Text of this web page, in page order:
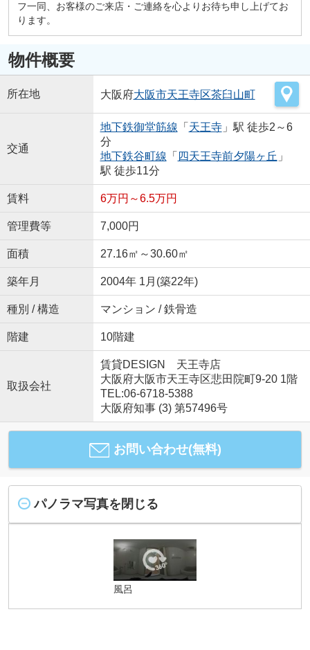
フ一同、お客様のご来店・ご連絡を心よりお待ち申し上げてお
ります。
物件概要
所在地 大阪府大阪市天王寺区茶臼山町
交通
地下鉄御堂筋線 「 天王寺」駅 徒歩2～6
分
地下鉄谷町線 「 四天王寺前夕陽ヶ丘 」
駅 徒歩11分
賃料 6万円～6.5万円
管理費等 7,000円
面積 27.16㎡～30.60㎡
築年月 2004年 1月(築22年)
種別 / 構造 マンション / 鉄骨造
階建 10階建
取扱会社
賃貸DESIGN 天王寺店
大阪府大阪市天王寺区悲田院町9-20 1階
TEL:06-6718-5388
大阪府知事 (3) 第57496号
お問い合わせ(無料)
パノラマ写真を閉じる
風呂